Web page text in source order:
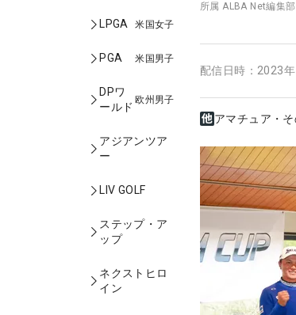
LPGA 米国女子
PGA 米国男子
DPワ
ールド
欧州男子
アジアンツア
ー
LIV GOLF
ステップ・ア
ップ
ネクストヒロ
イン
所属ALBA Net編集部
配信日時： 2023
アマチュア・